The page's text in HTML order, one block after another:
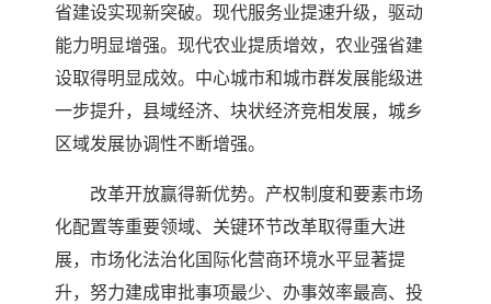
省建设实现新突破。现代服务业提速升级，驱动
能力明显增强。现代农业提质增效，农业强省建
设取得明显成效。中心城市和城市群发展能级进
一步提升，县域经济、块状经济竞相发展，城乡
区域发展协调性不断增强。
改革开放赢得新优势。产权制度和要素市场
化配置等重要领域、关键环节改革取得重大进
展，市场化法治化国际化营商环境水平显著提
升，努力建成审批事项最少、办事效率最高、投